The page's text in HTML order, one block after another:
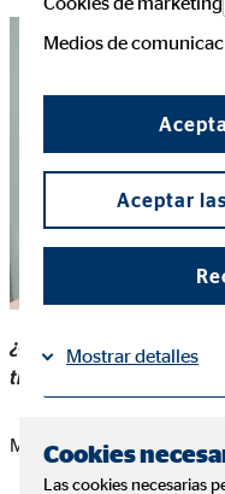
¿Qué aspectos te ha
trayectoria profesional en
Me ha aportado tres
Medios de
Aceptar
Mostrar detalles
Cookies
Las cookies necesarias